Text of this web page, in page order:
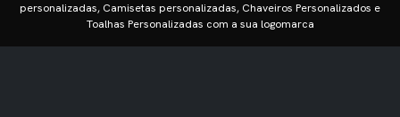
personalizadas, Camisetas personalizadas, Chaveiros Personalizados e
Toalhas Personalizadas com a sua logomarca